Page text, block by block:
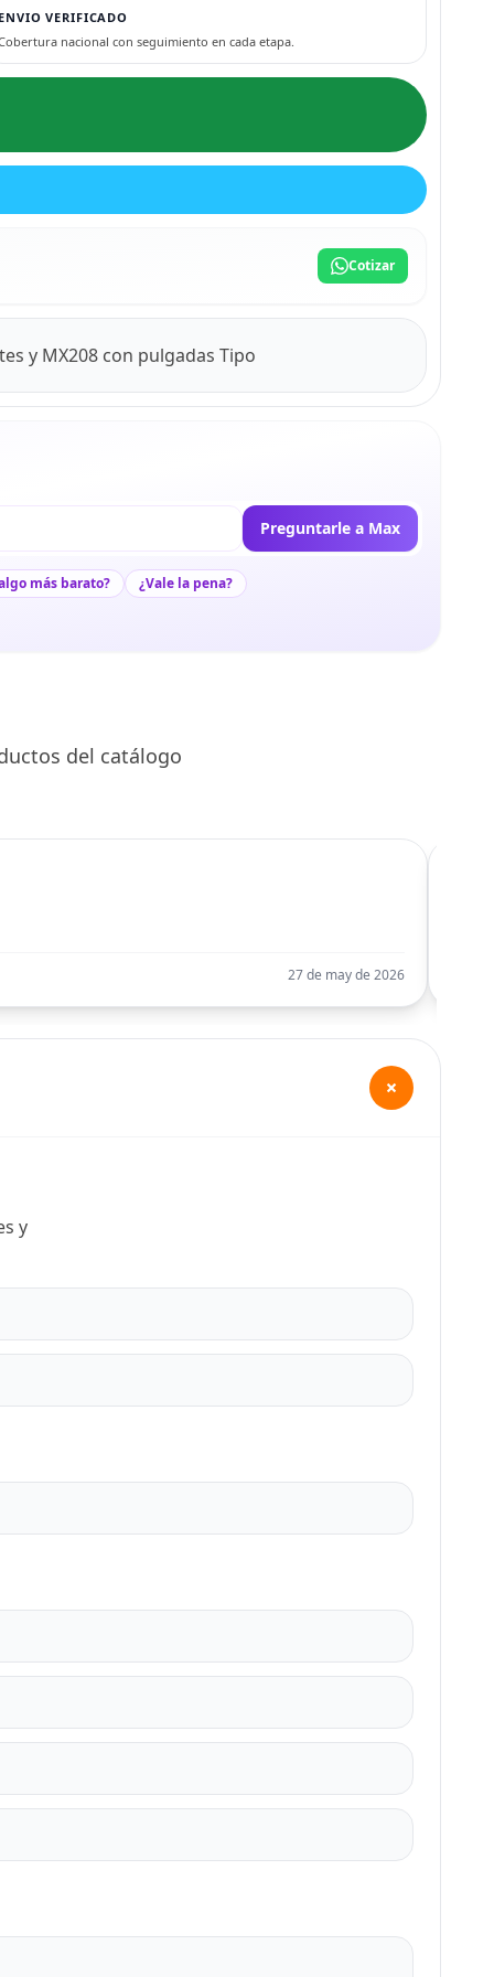
VERIFICADO
nacional con seguimiento en cada etapa.
Cotizar
y MX208 con pulgadas Tipo
Preguntarle a Max
más barato? ¿Vale la pena?
del catálogo
27 de may de 2026
+
y